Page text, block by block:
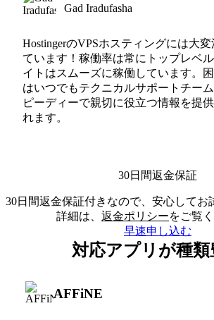
Gad Iradufasha
HostingerのVPSホスティングには大変
ています！稼働率は常にトップレベ
イトはスムーズに稼働しています。
はいつでもテクニカルサポートチー
ピーディーで親切に役立つ情報を提供
れます。
30日間返金保証
30日間返金保証付きなので、安心してお
詳細は、 返金ポリシーをご覧
早速申し込む
対応アプリが種類
AFFiNE